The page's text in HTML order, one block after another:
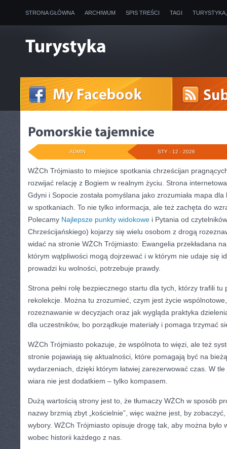
STRONA GŁÓWNA ARCHIWUM SPIS TREŚCI TAGI
STY - 12 - 2026
ADMIN
WŻCh Trójmiasto to miejsce spotkania chrześcijan
rozwijać relację z Bogiem w realnym życiu. Strona
Gdyni i Sopocie została pomyślana jako zrozumiała mapa
w spotkaniach. To nie tylko informacja, ale też zachęta do
Polecamy Najlepsze punkty widokowe i Pytania od
Chrześcijańskiego) kojarzy się wielu osobom z drogą
widać na stronie WŻCh Trójmiasto: Ewangelia przekładana
którym wątpliwości mogą dojrzewać i w którym nie udaje się
prowadzi ku wolności, potrzebuje prawdy.
Strona pełni rolę bezpiecznego startu dla tych, którzy trafili tu
rekolekcje. Można tu zrozumieć, czym jest życie
rozeznawanie w decyzjach oraz jak wygląda praktyka
dla uczestników, bo porządkuje materiały i pomaga trzymać
WŻCh Trójmiasto pokazuje, że wspólnota to więzi, ale też
stronie pojawiają się aktualności, które pomagają być na
wydarzeniach, dzięki którym łatwiej zarezerwować czas. W
wiara nie jest dodatkiem – tylko kompasem.
Dużą wartością strony jest to, że tłumaczy WŻCh w sposób
nazwy brzmią zbyt „kościelnie”, więc ważne jest, by
wybory. WŻCh Trójmiasto opisuje drogę tak, aby można było
wobec historii każdego z nas.